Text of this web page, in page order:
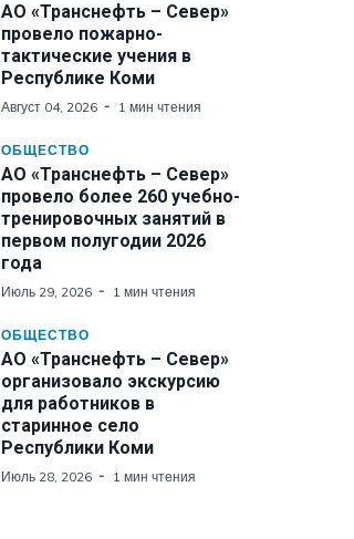
АО «Транснефть – Север»
провело пожарно-
тактические учения в
Республике Коми
Август 04, 2026 1 мин чтения
ОБЩЕСТВО
АО «Транснефть – Север»
провело более 260 учебно-
тренировочных занятий в
первом полугодии 2026
года
Июль 29, 2026 1 мин чтения
ОБЩЕСТВО
АО «Транснефть – Север»
организовало экскурсию
для работников в
старинное село
Республики Коми
Июль 28, 2026 1 мин чтения